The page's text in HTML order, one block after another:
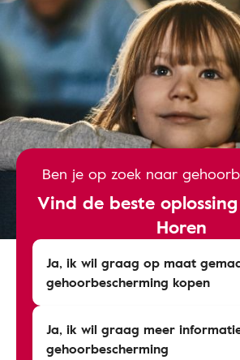
Ben je op zoek naar
Vind de beste
Horen
Ja, ik wil graag op maat
gehoorbescherming kopen
Ja, ik wil graag meer
gehoorbescherming